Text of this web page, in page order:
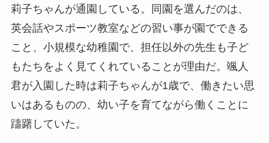
莉子ちゃんが通園している。同園を選んだのは、
英会話やスポーツ教室などの習い事が園でできる
こと、小規模な幼稚園で、担任以外の先生も子ど
もたちをよく見てくれていることが理由だ。颯人
君が入園した時は莉子ちゃんが1歳で、働きたい思
いはあるものの、幼い子を育てながら働くことに
躊躇していた。